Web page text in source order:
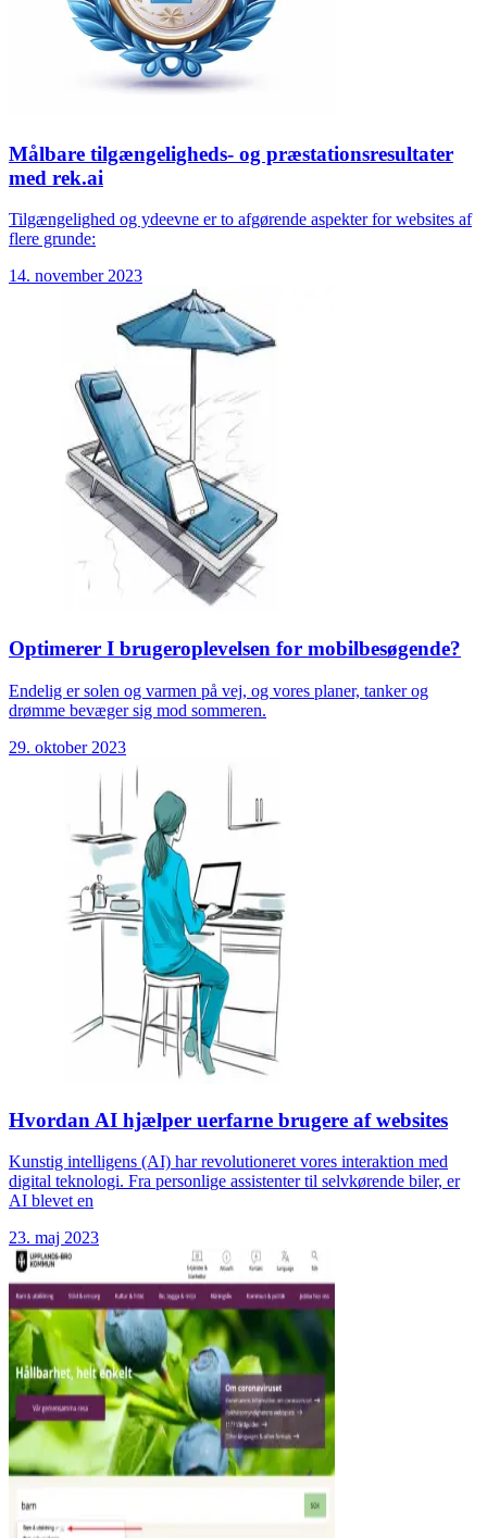
Målbare tilgængeligheds- og præstationsresultater
med rek.ai
Tilgængelighed og ydeevne er to afgørende aspekter for websites af
flere grunde:
14. november 2023
Optimerer I brugeroplevelsen for mobilbesøgende?
Endelig er solen og varmen på vej, og vores planer, tanker og
drømme bevæger sig mod sommeren.
29. oktober 2023
Hvordan AI hjælper uerfarne brugere af websites
Kunstig intelligens (AI) har revolutioneret vores interaktion med
digital teknologi. Fra personlige assistenter til selvkørende biler, er
AI blevet en
23. maj 2023